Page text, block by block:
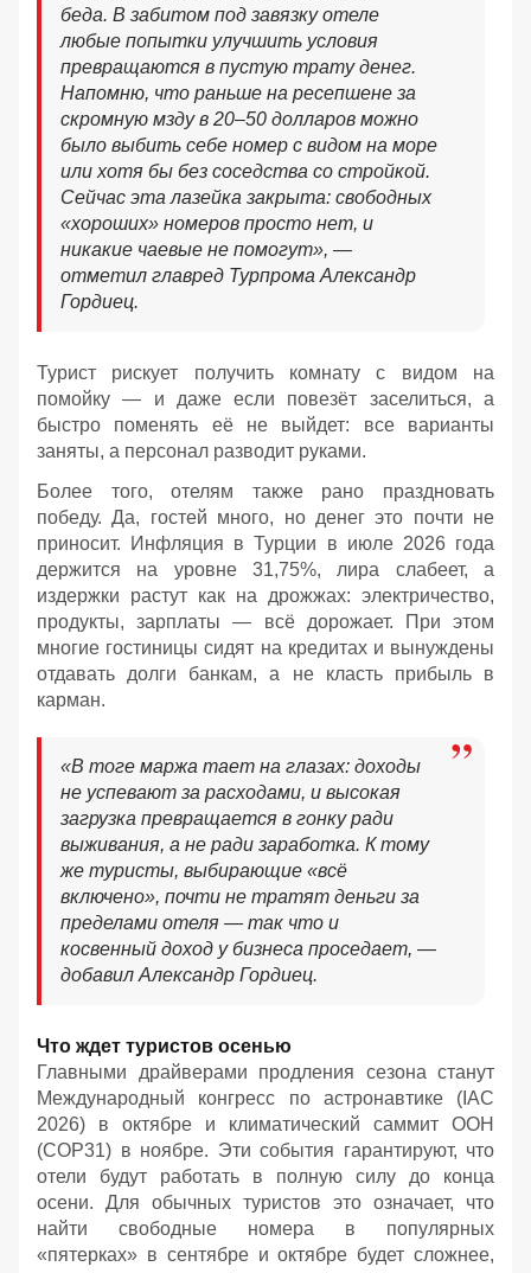
беда. В забитом под завязку отеле
любые попытки улучшить условия
превращаются в пустую трату денег.
Напомню, что раньше на ресепшене за
скромную мзду в 20–50 долларов можно
было выбить себе номер с видом на море
или хотя бы без соседства со стройкой.
Сейчас эта лазейка закрыта: свободных
«хороших» номеров просто нет, и
никакие чаевые не помогут», —
отметил главред Турпрома Александр
Гордиец.
Турист рискует получить комнату с видом на
помойку — и даже если повезёт заселиться, а
быстро поменять её не выйдет: все варианты
заняты, а персонал разводит руками.
Более того, отелям также рано праздновать
победу. Да, гостей много, но денег это почти не
приносит. Инфляция в Турции в июле 2026 года
держится на уровне 31,75%, лира слабеет, а
издержки растут как на дрожжах: электричество,
продукты, зарплаты — всё дорожает. При этом
многие гостиницы сидят на кредитах и вынуждены
отдавать долги банкам, а не класть прибыль в
карман.
«В тоге маржа тает на глазах: доходы
не успевают за расходами, и высокая
загрузка превращается в гонку ради
выживания, а не ради заработка. К тому
же туристы, выбирающие «всё
включено», почти не тратят деньги за
пределами отеля — так что и
косвенный доход у бизнеса проседает, —
добавил Александр Гордиец.
Что ждет туристов осенью
Главными драйверами продления сезона станут
Международный конгресс по астронавтике (IAC
2026) в октябре и климатический саммит ООН
(COP31) в ноябре. Эти события гарантируют, что
отели будут работать в полную силу до конца
осени. Для обычных туристов это означает, что
найти свободные номера в популярных
«пятерках» в сентябре и октябре будет сложнее,